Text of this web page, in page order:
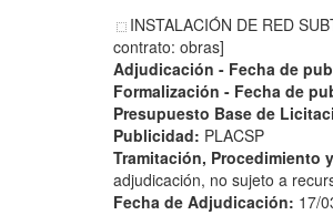
INSTALACIÓN DE RED
contrato: obras]
Adjudicación - Fecha de
Formalización - Fecha de
Presupuesto Base de
Publicidad: PLACSP
Tramitación, Procedimiento
adjudicación, no sujeto a
Fecha de Adjudicación: 17/